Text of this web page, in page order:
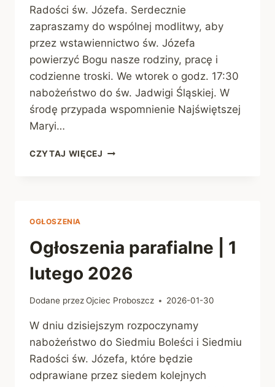
Radości św. Józefa. Serdecznie
zapraszamy do wspólnej modlitwy, aby
przez wstawiennictwo św. Józefa
powierzyć Bogu nasze rodziny, pracę i
codzienne troski. We wtorek o godz. 17:30
nabożeństwo do św. Jadwigi Śląskiej. W
środę przypada wspomnienie Najświętszej
Maryi…
CZYTAJ WIĘCEJ OGŁOSZENIA
OGŁOSZENIA
Ogłoszenia parafialne | 1
lutego 2026
Dodane przezOjciec Proboszcz 2026-01-30
W dniu dzisiejszym rozpoczynamy
nabożeństwo do Siedmiu Boleści i Siedmiu
Radości św. Józefa, które będzie
odprawiane przez siedem kolejnych